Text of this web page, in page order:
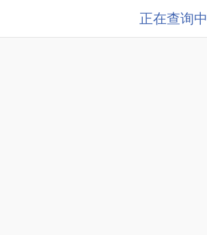
正在查询中